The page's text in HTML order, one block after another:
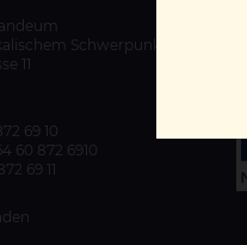
Schwerpunkt
11
69 10
60 872 6910
69 11